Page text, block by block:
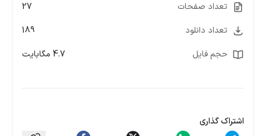
تعداد صفحات
27
تعداد دانلود
189
حجم فایل
4.7 مگابایت
اشتراک گذاری